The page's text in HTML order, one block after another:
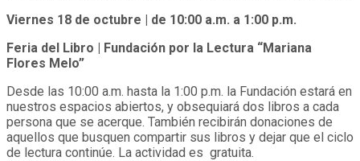
Viernes 18 de octubre | de 10:00 a.m. a 1:00 p.m.
Feria del Libro | Fundación por la Lectura “Mariana
Flores Melo”
Desde las 10:00 a.m. hasta la 1:00 p.m. la Fundación estará en
nuestros espacios abiertos, y obsequiará dos libros a cada
persona que se acerque. También recibirán donaciones de
aquellos que busquen compartir sus libros y dejar que el ciclo
de lectura continúe. La actividad es gratuita.